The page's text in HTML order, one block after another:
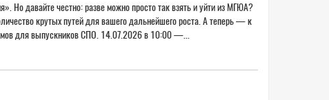
Но давайте честно: разве можно просто так взять и уйти из МГЮА?
крутых путей для вашего дальнейшего роста. А теперь — к
для выпускников СПО. 14.07.2026 в 10:00 —...